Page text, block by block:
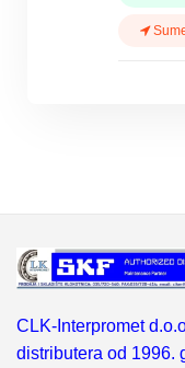
CLK-Interpromet
distributera od 1996.